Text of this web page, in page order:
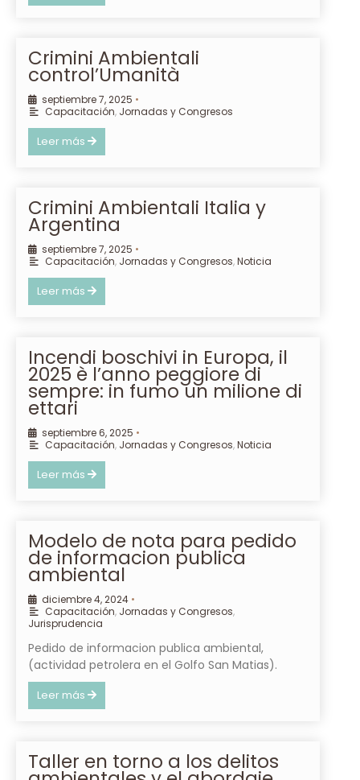
Crimini Ambientali
control’Umanità
septiembre 7, 2025 •
Capacitación, Jornadas y Congresos
Leer más
Crimini Ambientali Italia y
Argentina
septiembre 7, 2025 •
Capacitación, Jornadas y Congresos,Noticia
Leer más
Incendi boschivi in Europa, il
2025 è l’anno peggiore di
sempre: in fumo un milione di
ettari
septiembre 6, 2025 •
Capacitación, Jornadas y Congresos,Noticia
Leer más
Modelo de nota para pedido
de informacion publica
ambiental
diciembre 4, 2024 •
Capacitación, Jornadas y Congresos,
Jurisprudencia
Pedido de informacion publica ambiental,
(actividad petrolera en el Golfo San Matias).
Leer más
Taller en torno a los delitos